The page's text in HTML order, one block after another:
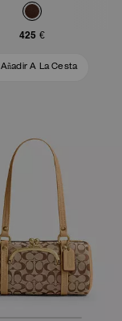
425 €
Añadir A La Cesta